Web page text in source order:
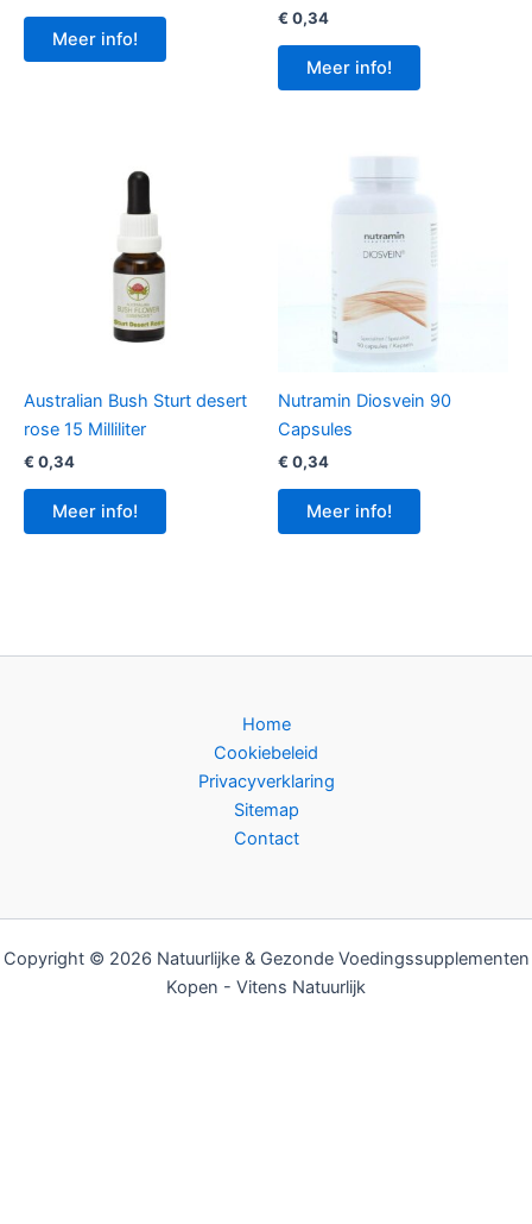
Meer info!
€ 0,34
Meer info!
Australian Bush Sturt desert
rose 15 Milliliter
€ 0,34
Meer info!
Nutramin Diosvein 90
Capsules
€ 0,34
Meer info!
Home
Cookiebeleid
Privacyverklaring
Sitemap
Contact
Copyright © 2026 Natuurlijke & Gezonde Voedingssupplementen
Kopen - Vitens Natuurlijk